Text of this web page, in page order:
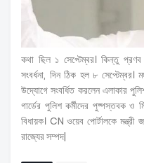
কথা ছিল ১ সেপ্টেম্বর। কিন্তু প্রণব
সংবর্ধনা, দিন ঠিক হল ৮ সেপ্টেম্বর।
উদ্যোগে সংবর্ধিত করলেন এলাকার
গার্ডের পুলিশ কর্মীদের পুষ্পস্তবক ও
বিধায়ক। CN ওয়েব পোর্টালকে মন্ত্রী
রাজ্যের সম্পদ|